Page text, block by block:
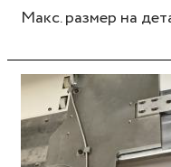
Макс. размер на